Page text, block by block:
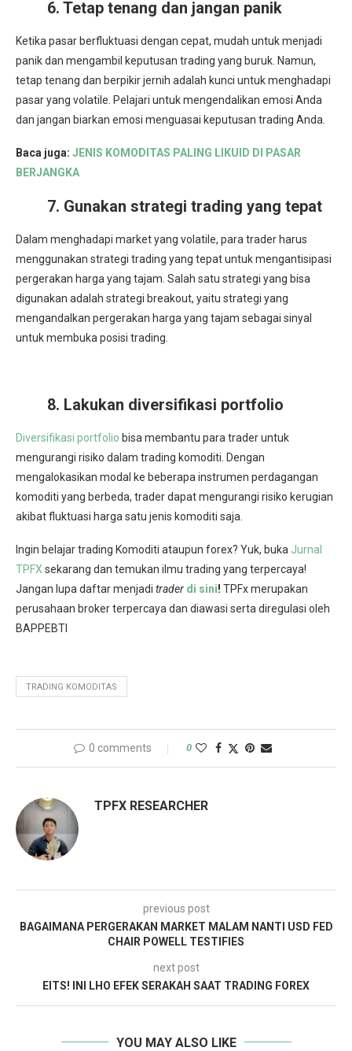
6. Tetap tenang dan jangan panik
Ketika pasar berfluktuasi dengan cepat, mudah untuk menjadi
panik dan mengambil keputusan trading yang buruk. Namun,
tetap tenang dan berpikir jernih adalah kunci untuk menghadapi
pasar yang volatile. Pelajari untuk mengendalikan emosi Anda
dan jangan biarkan emosi menguasai keputusan trading Anda.
Baca juga: JENIS KOMODITAS PALING LIKUID DI PASAR
BERJANGKA
7. Gunakan strategi trading yang tepat
Dalam menghadapi market yang volatile, para trader harus
menggunakan strategi trading yang tepat untuk mengantisipasi
pergerakan harga yang tajam. Salah satu strategi yang bisa
digunakan adalah strategi breakout, yaitu strategi yang
mengandalkan pergerakan harga yang tajam sebagai sinyal
untuk membuka posisi trading.
8. Lakukan diversifikasi portfolio
Diversifikasi portfolio bisa membantu para trader untuk
mengurangi risiko dalam trading komoditi. Dengan
mengalokasikan modal ke beberapa instrumen perdagangan
komoditi yang berbeda, trader dapat mengurangi risiko kerugian
akibat fluktuasi harga satu jenis komoditi saja.
Ingin belajar trading Komoditi ataupun forex? Yuk, buka Jurnal
TPFX sekarang dan temukan ilmu trading yang terpercaya!
Jangan lupa daftar menjadi trader di sini! TPFx merupakan
perusahaan broker terpercaya dan diawasi serta diregulasi oleh
BAPPEBTI
TRADING KOMODITAS
0 comments 0
TPFX RESEARCHER
previous post
BAGAIMANA PERGERAKAN MARKET MALAM NANTI USD FED
CHAIR POWELL TESTIFIES
next post
EITS! INI LHO EFEK SERAKAH SAAT TRADING FOREX
YOU MAY ALSO LIKE